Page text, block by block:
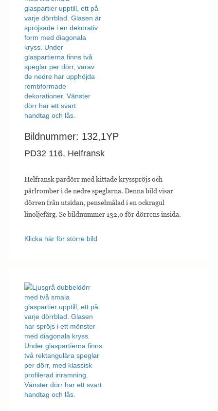
Bildnummer: 132,1YP
PD32 116, Helfransk
Helfransk pardörr med kittade krysspröjs och
pärlromber i de nedre speglarna. Denna bild visar
dörren från utsidan, penselmålad i en ockragul
linoljefärg. Se bildnummer 132,0 för dörrens insida.
Klicka här för större bild